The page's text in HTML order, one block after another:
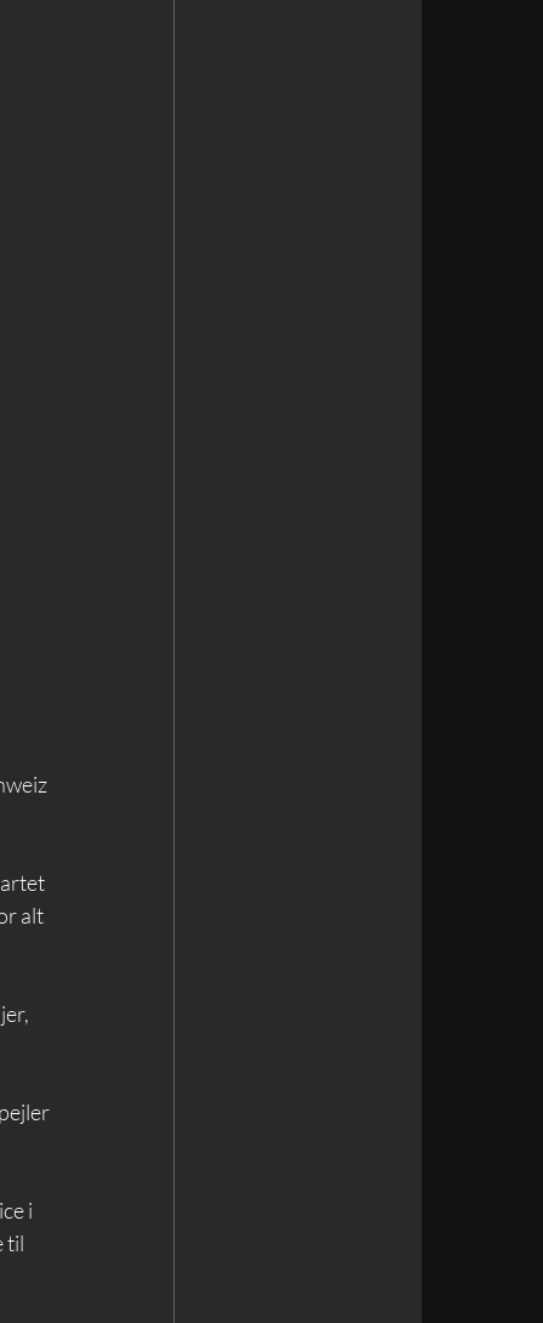
alt
i
til